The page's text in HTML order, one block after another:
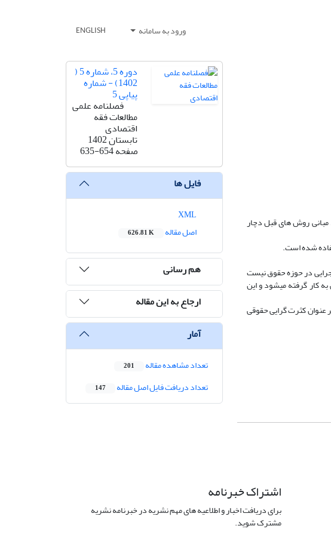
ورود به سامانه ENGLISH
روش­ های قبل دچار
شده است.
در حوزه حقوق نیست
­کار گرفته می­شود و این
­عنوان کثرت ­گرایی حقوقی
دوره 5، شماره 5 (
1402) - شماره
پیاپی 5
فصلنامه علمی
مطالعات فقه
اقتصادی
تابستان 1402
صفحه635-654
فایل ها
اصل مقاله
626.81 K
هم رسانی
ارجاع به این مقاله
آمار
تعداد مشاهده مقاله 201
تعداد دریافت فایل اصل مقاله 147
اشتراک خبرنامه
برای دریافت اخبار و اطلاعیه های مهم نشریه در خبرنامه نشریه
مشترک شوید.